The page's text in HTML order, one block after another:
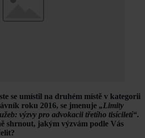
se umístil na druhém místě v kategorii
roku 2016, se jmenuje „Limity
výzvy pro advokacii třetího tisíciletí“.
shrnout, jakým výzvám podle Vás